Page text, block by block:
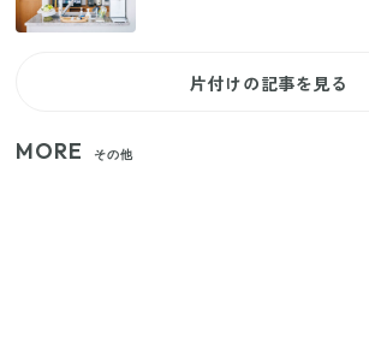
片付けの記事を見る
MORE その他